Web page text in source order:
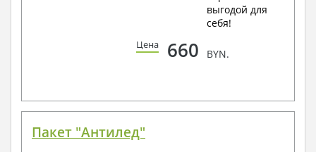
выгодой для
себя!
Цена 660 BYN.
Пакет "Антилед"